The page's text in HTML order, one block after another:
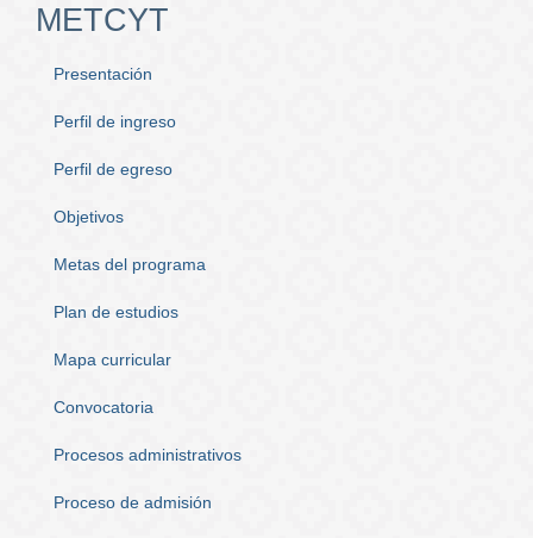
METCYT
Presentación
Perfil de ingreso
Perfil de egreso
Objetivos
Metas del programa
Plan de estudios
Mapa curricular
Convocatoria
Procesos administrativos
Proceso de admisión